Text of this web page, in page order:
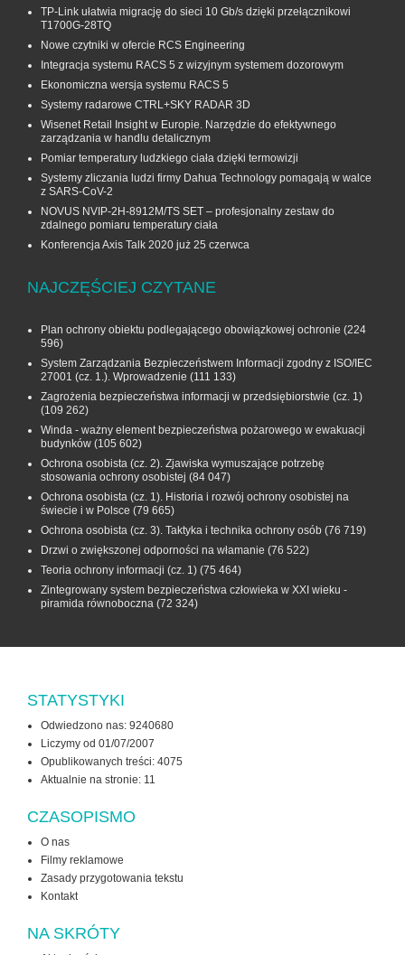
TP-Link ułatwia migrację do sieci 10 Gb/s dzięki przełącznikowi
T1700G‑28TQ
Nowe czytniki w ofercie RCS Engineering
Integracja systemu RACS 5 z wizyjnym systemem dozorowym
Ekonomiczna wersja systemu RACS 5
Systemy radarowe CTRL+SKY RADAR 3D
Wisenet Retail Insight w Europie. Narzędzie do efektywnego
zarządzania w handlu detalicznym
Pomiar temperatury ludzkiego ciała dzięki termowizji
Systemy zliczania ludzi firmy Dahua Technology pomagają w walce
z SARS-CoV-2
NOVUS NVIP-2H-8912M/TS SET – profesjonalny zestaw do
zdalnego pomiaru temperatury ciała
Konferencja Axis Talk 2020 już 25 czerwca
NAJCZĘŚCIEJ CZYTANE
Plan ochrony obiektu podlegającego obowiązkowej ochronie (224
596)
System Zarządzania Bezpieczeństwem Informacji zgodny z ISO/IEC
27001 (cz. 1.). Wprowadzenie (111 133)
Zagrożenia bezpieczeństwa informacji w przedsiębiorstwie (cz. 1)
(109 262)
Winda - ważny element bezpieczeństwa pożarowego w ewakuacji
budynków (105 602)
Ochrona osobista (cz. 2). Zjawiska wymuszające potrzebę
stosowania ochrony osobistej (84 047)
Ochrona osobista (cz. 1). Historia i rozwój ochrony osobistej na
świecie i w Polsce (79 665)
Ochrona osobista (cz. 3). Taktyka i technika ochrony osób (76 719)
Drzwi o zwiększonej odporności na włamanie (76 522)
Teoria ochrony informacji (cz. 1) (75 464)
Zintegrowany system bezpieczeństwa człowieka w XXI wieku -
piramida równoboczna (72 324)
STATYSTYKI
Odwiedzono nas: 9240680
Liczymy od 01/07/2007
Opublikowanych treści: 4075
Aktualnie na stronie: 11
CZASOPISMO
O nas
Filmy reklamowe
Zasady przygotowania tekstu
Kontakt
NA SKRÓTY